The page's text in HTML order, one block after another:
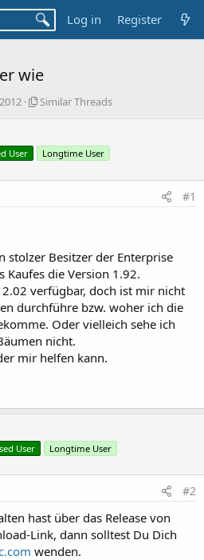
Log in Register
wie
S
r
a
d
Similar Threads
User Longtime User
#1
stolzer Besitzer der Enterprise
Kaufes die Version 1.92.
verfügbar, doch ist mir nicht
durchführe bzw. woher ich die
Oder vielleich sehe ich
nicht.
mir helfen kann.
User Longtime User
#2
hast über das Release von
Link, dann solltest Du Dich
wenden.